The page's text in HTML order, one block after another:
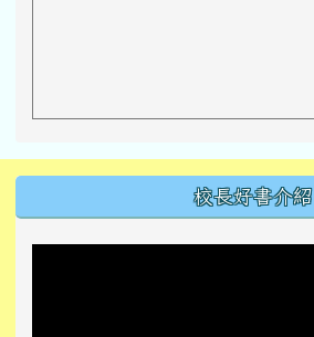
校長好書介紹